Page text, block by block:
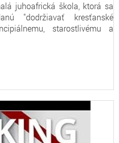
juhoafrická škola, ktorá sa
"dodržiavať kresťanské
starostlivému a